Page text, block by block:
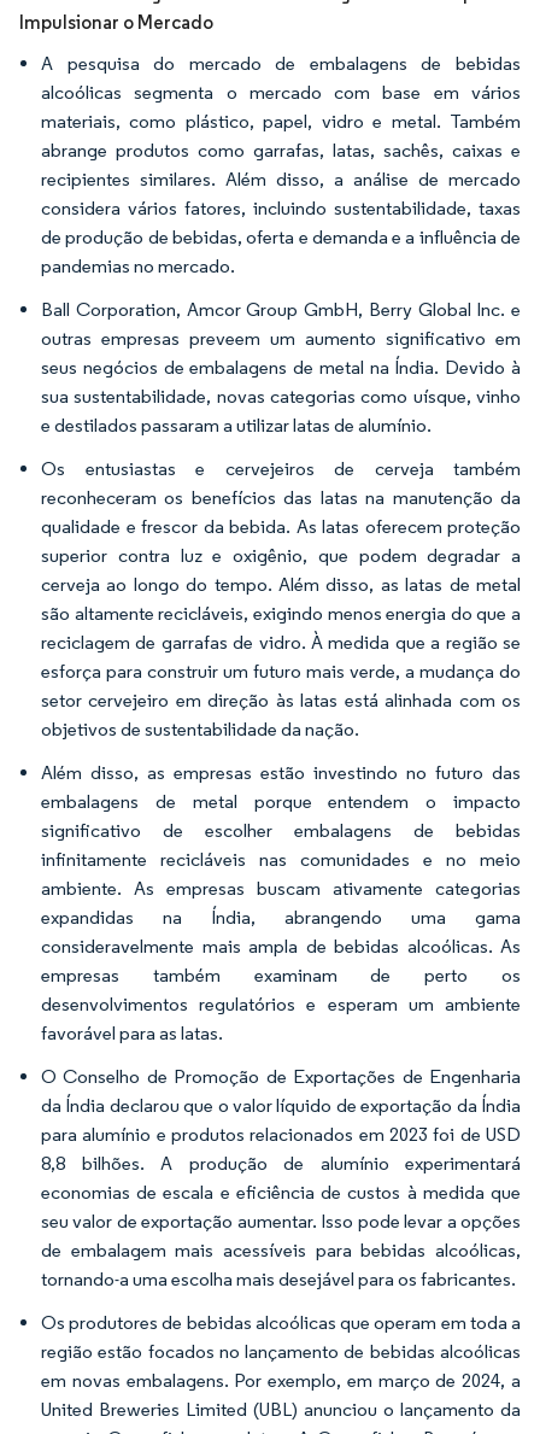
Impulsionar o Mercado
A pesquisa do mercado de embalagens de bebidas
alcoólicas segmenta o mercado com base em vários
materiais, como plástico, papel, vidro e metal. Também
abrange produtos como garrafas, latas, sachês, caixas e
recipientes similares. Além disso, a análise de mercado
considera vários fatores, incluindo sustentabilidade, taxas
de produção de bebidas, oferta e demanda e a influência de
pandemias no mercado.
Ball Corporation, Amcor Group GmbH, Berry Global Inc. e
outras empresas preveem um aumento significativo em
seus negócios de embalagens de metal na Índia. Devido à
sua sustentabilidade, novas categorias como uísque, vinho
e destilados passaram a utilizar latas de alumínio.
Os entusiastas e cervejeiros de cerveja também
reconheceram os benefícios das latas na manutenção da
qualidade e frescor da bebida. As latas oferecem proteção
superior contra luz e oxigênio, que podem degradar a
cerveja ao longo do tempo. Além disso, as latas de metal
são altamente recicláveis, exigindo menos energia do que a
reciclagem de garrafas de vidro. À medida que a região se
esforça para construir um futuro mais verde, a mudança do
setor cervejeiro em direção às latas está alinhada com os
objetivos de sustentabilidade da nação.
Além disso, as empresas estão investindo no futuro das
embalagens de metal porque entendem o impacto
significativo de escolher embalagens de bebidas
infinitamente recicláveis nas comunidades e no meio
ambiente. As empresas buscam ativamente categorias
expandidas na Índia, abrangendo uma gama
consideravelmente mais ampla de bebidas alcoólicas. As
empresas também examinam de perto os
desenvolvimentos regulatórios e esperam um ambiente
favorável para as latas.
O Conselho de Promoção de Exportações de Engenharia
da Índia declarou que o valor líquido de exportação da Índia
para alumínio e produtos relacionados em 2023 foi de USD
8,8 bilhões. A produção de alumínio experimentará
economias de escala e eficiência de custos à medida que
seu valor de exportação aumentar. Isso pode levar a opções
de embalagem mais acessíveis para bebidas alcoólicas,
tornando-a uma escolha mais desejável para os fabricantes.
Os produtores de bebidas alcoólicas que operam em toda a
região estão focados no lançamento de bebidas alcoólicas
em novas embalagens. Por exemplo, em março de 2024, a
United Breweries Limited (UBL) anunciou o lançamento da